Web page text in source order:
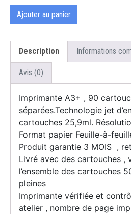
Ajouter au panier
Description Informations
Avis (0)
Imprimante A3+ , 90
séparées.Technologie jet
cartouches 25,9ml.
Format papier Feuille-à-
Produit garantie 3 MOIS ,
Livré avec des cartouches ,
l’ensemble des cartouches
pleines
Imprimante vérifiée et
atelier , nombre de page